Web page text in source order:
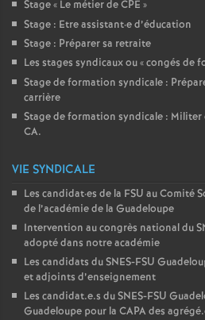
Stage « Le métier de CPE »
Stage : Etre assistant·e d’éducation
Stage : Préparer sa retraite
Les stages syndicaux ou «congés de
Stage de formation syndicale :
carrière
Stage de formation syndicale : Militer
CA.
VIE SYNDICALE
Les candidat·es de la FSU au Comité
de l’académie de la Guadeloupe
Intervention au congrès national du
adopté dans notre académie
Les candidats du SNES-FSU
et adjoints d’enseignement
Les candidat.e.s du SNES-FSU
Guadeloupe pour la CAPA des